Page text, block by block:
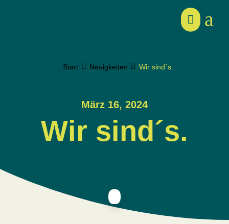
 a
Start  Neuigkeiten  Wir sind´s.
März 16, 2024
Wir sind´s.